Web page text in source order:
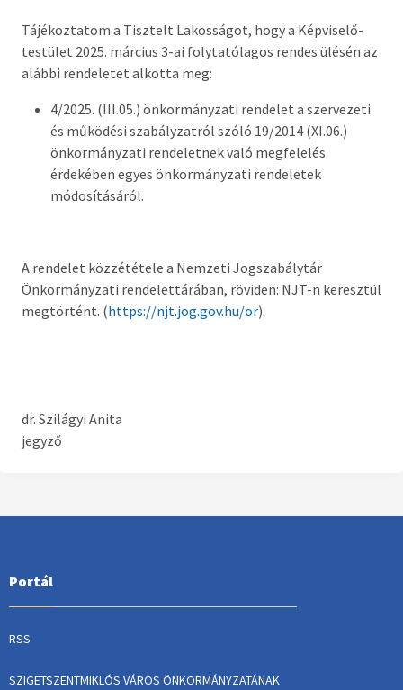
Aljegyző
Országgyűlési képviselő
Képviselő-testület tagok és munkatervek
Képviselő-testületi és bizottsági ülések
anyagai
Képviselő-testületi tagok önéletrajzai,
vagyonnyilatkozatok
Bizottságok
Tájékoztatom a Tisztelt Lakosságot, hogy a Képviselő-
testület 2025. március 3-ai folytatólagos rendes ülésén az
alábbi rendeletet alkotta meg:
4/2025. (III.05.) önkormányzati rendelet a szervezeti
és működési szabályzatról szóló 19/2014 (XI.06.)
önkormányzati rendeletnek való megfelelés
érdekében egyes önkormányzati rendeletek
módosításáról.
A rendelet közzététele a Nemzeti Jogszabálytár
Önkormányzati rendelettárában, röviden: NJT-n keresztül
megtörtént. (https://njt.jog.gov.hu/or).
dr. Szilágyi Anita
jegyző
Portál
RSS
SZIGETSZENTMIKLÓS VÁROS ÖNKORMÁNYZATÁNAK